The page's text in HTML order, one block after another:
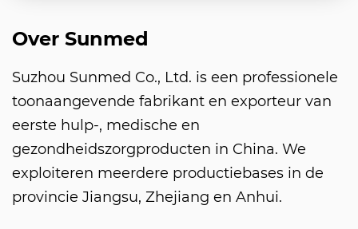
Over Sunmed
Suzhou Sunmed Co., Ltd. is een professionele
toonaangevende fabrikant en exporteur van
eerste hulp-, medische en
gezondheidszorgproducten in China. We
exploiteren meerdere productiebases in de
provincie Jiangsu, Zhejiang en Anhui.